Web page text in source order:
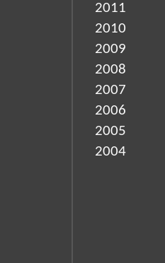
2011
2010
2009
2008
2007
2006
2005
2004